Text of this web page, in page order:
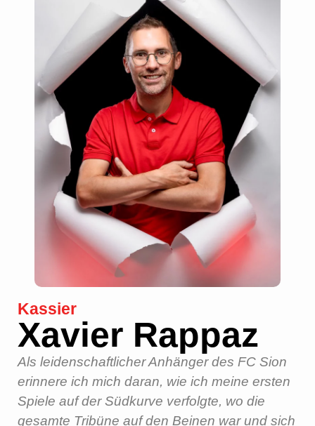
Kassier
Xavier Rappaz
Als leidenschaftlicher Anhänger des FC Sion
erinnere ich mich daran, wie ich meine ersten
Spiele auf der Südkurve verfolgte, wo die
gesamte Tribüne auf den Beinen war und sich